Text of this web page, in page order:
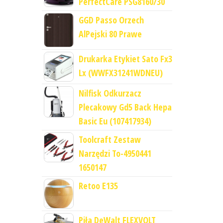
GGD Passo Orzech
AlPejski 80 Prawe
Drukarka Etykiet Sato Fx3
Lx (WWFX31241WDNEU)
Nilfisk Odkurzacz
Plecakowy Gd5 Back Hepa
Basic Eu (107417934)
Toolcraft Zestaw
Narzędzi To-4950441
1650147
Retoo E135
Piła DeWalt FLEXVOLT